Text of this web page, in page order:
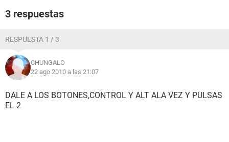
3 respuestas
RESPUESTA 1 / 3
CHUNGALO
22 ago 2010 a las 21:07
DALE A LOS BOTONES,CONTROL Y ALT ALA VEZ Y PULSAS
EL 2